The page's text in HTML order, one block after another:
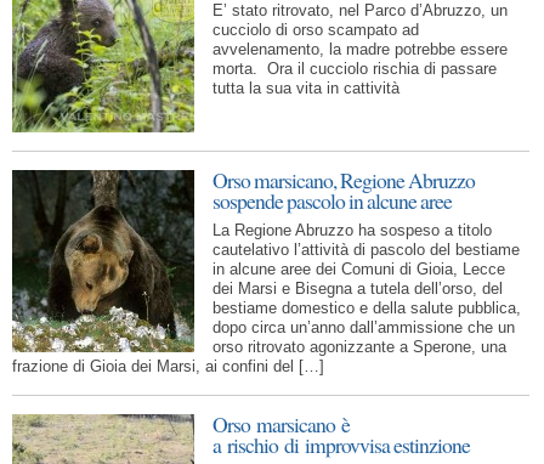
E’ stato ritrovato, nel Parco d’Abruzzo, un
cucciolo di orso scampato ad
avvelenamento, la madre potrebbe essere
morta. Ora il cucciolo rischia di passare
tutta la sua vita in cattività
Orso marsicano, Regione Abruzzo
sospende pascolo in alcune aree
La Regione Abruzzo ha sospeso a titolo
cautelativo l’attività di pascolo del bestiame
in alcune aree dei Comuni di Gioia, Lecce
dei Marsi e Bisegna a tutela dell’orso, del
bestiame domestico e della salute pubblica,
dopo circa un’anno dall’ammissione che un
orso ritrovato agonizzante a Sperone, una
frazione di Gioia dei Marsi, ai confini del […]
Orso marsicano è
a rischio di improvvisa estinzione